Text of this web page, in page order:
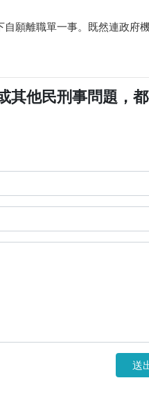
願離職單一事。既然連政府
其他民刑事問題，
送